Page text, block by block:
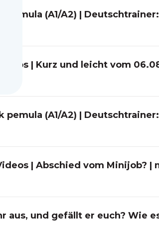
pemula (A1/A2) |
| Kurz und leicht vom
pemula (A1/A2) |
| Abschied vom Minijob?
aus, und gefällt er euch? Wie